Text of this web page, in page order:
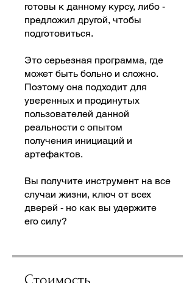
готовы к данному курсу, либо -
предложил другой, чтобы
подготовиться.
Это серьезная программа, где
может быть больно и сложно.
Поэтому она подходит для
уверенных и продинутых
пользователей данной
реальности с опытом
получения инициаций и
артефактов.
Вы получите инструмент на все
случаи жизни, ключ от всех
дверей - но как вы удержите